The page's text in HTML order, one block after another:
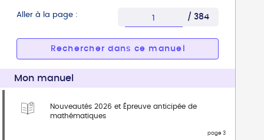
Aller à la page :
Entrez une page
/ 384
Rechercher dans ce manuel
Mon manuel
Nouveautés 2026 et Épreuve anticipée de
mathématiques
page 3